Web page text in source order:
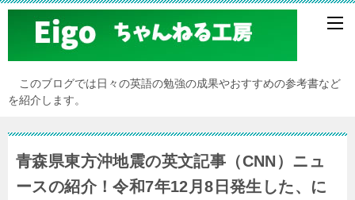
このブログでは日々の英語の勉強の成果やおすすめの参考書など
を紹介します。
青森県東方沖地震の英文記事（CNN）ニュ
ースの紹介！令和7年12月8日発生した、に